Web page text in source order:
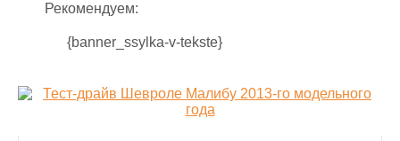
Рекомендуем:
{banner_ssylka-v-tekste}